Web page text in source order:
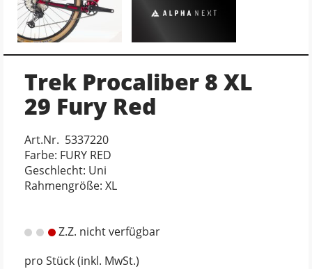
Trek Procaliber 8 XL
29 Fury Red
Art.Nr. 5337220
Farbe: FURY RED
Geschlecht: Uni
Rahmengröße: XL
Z.Z. nicht verfügbar
pro Stück (inkl. MwSt.)